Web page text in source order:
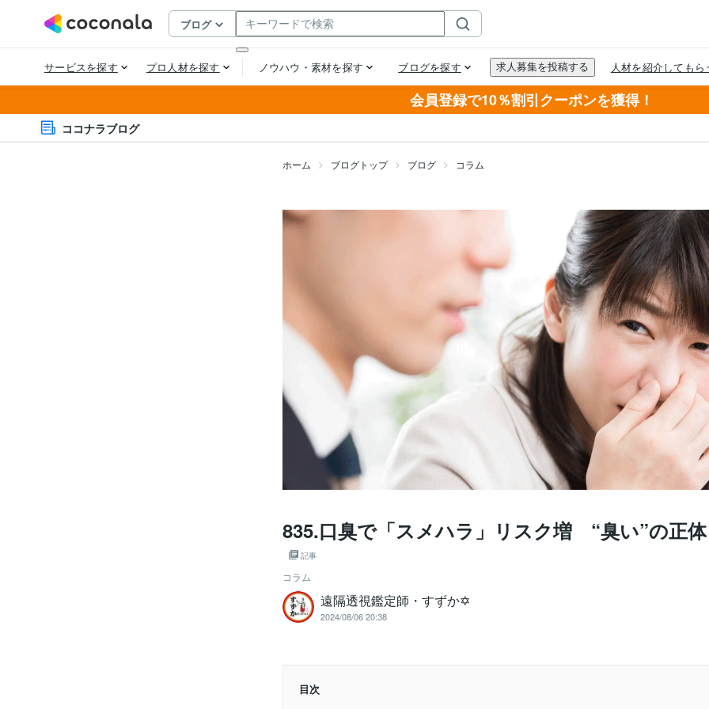
会員登録で10％割引クーポンを獲得！
ココナラブログ
ホーム ブログトップ ブログ コラム
835.口臭で「スメハラ」リスク増 “臭い”の正
記事
コラム
遠隔透視鑑定師・すずか✡
2024/08/06 20:38
目次